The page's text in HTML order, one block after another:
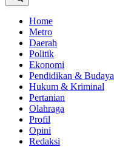
Home
Metro
Daerah
Politik
Ekonomi
Pendidikan & Budaya
Hukum & Kriminal
Pertanian
Olahraga
Profil
Opini
Redaksi